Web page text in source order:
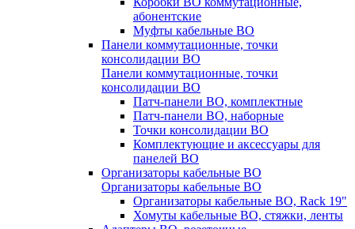
абонентские
Муфты кабельные ВО
Панели коммутационные, точки
консолидации ВО
Панели коммутационные, точки
консолидации ВО
Патч-панели ВО, комплектные
Патч-панели ВО, наборные
Точки консолидации ВО
Комплектующие и аксессуары для
панелей ВО
Организаторы кабельные ВО
Организаторы кабельные ВО
Организаторы кабельные ВО, Rack 19"
Хомуты кабельные ВО, стяжки, ленты